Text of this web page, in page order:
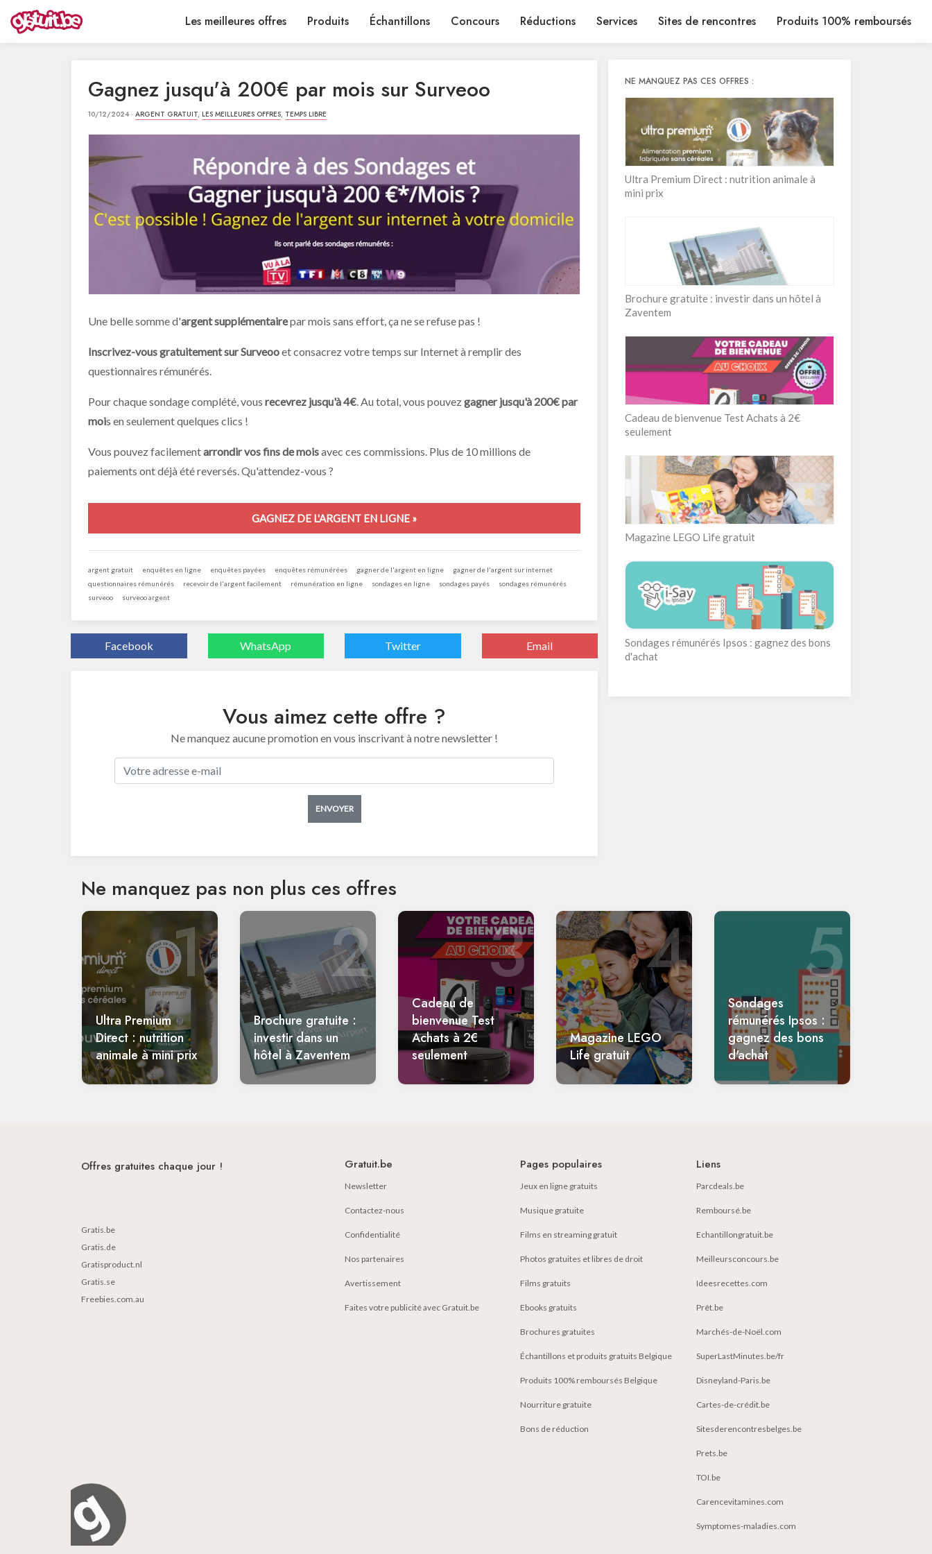
Les meilleures offres Produits Échantillons Concours Réductions Services Sites de rencontres Produits 100% remboursés
Gagnez jusqu'à 200€ par mois sur Surveoo
10/12/2024 · ARGENT GRATUIT, LES MEILLEURES OFFRES, TEMPS LIBRE
Une belle somme d'argent supplémentairepar mois sans effort, ça ne se refuse pas !
Inscrivez-vous gratuitement sur Surveooet consacrez votre temps sur Internet à remplir des
questionnaires rémunérés.
Pour chaque sondage complété, vous recevrez jusqu'à 4€ . Au total, vous pouvezgagner jusqu'à 200€ par
mois en seulement quelques clics !
Vous pouvez facilementarrondir vos fins de moisavec ces commissions. Plus de 10 millions de
paiements ont déjà été reversés. Qu'attendez-vous ?
GAGNEZ DE L'ARGENT EN LIGNE »
argent gratuit enquêtes en ligne enquêtes payées enquêtes rémunérées gagner de l'argent en ligne
gagner de l'argent sur internet
questionnaires rémunérés
recevoir de l'argent facilement rémunération en ligne sondages en ligne sondages payés
sondages rémunérés
surveoo
surveoo argent
Facebook WhatsApp Twitter Email
Vous aimez cette offre ?
Ne manquez aucune promotion en vous inscrivant à notre newsletter !
ENVOYER
NE MANQUEZ PAS CES OFFRES :
Ultra Premium Direct : nutrition animale à
mini prix
Brochure gratuite : investir dans un hôtel à
Zaventem
Cadeau de bienvenue Test Achats à 2€
seulement
Magazine LEGO Life gratuit
Sondages rémunérés Ipsos : gagnez des bons
d'achat
Ne manquez pas non plus ces offres
1
Ultra Premium
Direct : nutrition
animale à mini prix
2
Brochure gratuite :
investir dans un
hôtel à Zaventem
3
Cadeau de
bienvenue Test
Achats à 2€
seulement
4
Magazine LEGO
Life gratuit
5
Sondages
rémunérés Ipsos :
gagnez des bons
d'achat
Offres gratuites chaque jour !
Gratis.be
Gratis.de
Gratisproduct.nl
Gratis.se
Freebies.com.au
Gratuit.be
Newsletter
Contactez-nous
Confidentialité
Nos partenaires
Avertissement
Faites votre publicité avec Gratuit.be
Pages populaires
Jeux en ligne gratuits
Musique gratuite
Films en streaming gratuit
Photos gratuites et libres de droit
Films gratuits
Ebooks gratuits
Brochures gratuites
Échantillons et produits gratuits Belgique
Produits 100% remboursés Belgique
Nourriture gratuite
Bons de réduction
Liens
Parcdeals.be
Remboursé.be
Echantillongratuit.be
Meilleursconcours.be
Ideesrecettes.com
Prêt.be
Marchés-de-Noël.com
SuperLastMinutes.be/fr
Disneyland-Paris.be
Cartes-de-crédit.be
Sitesderencontresbelges.be
Prets.be
TOI.be
Carencevitamines.com
Symptomes-maladies.com